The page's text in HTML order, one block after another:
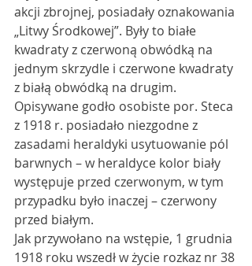
akcji zbrojnej, posiadały oznakowania
„Litwy Środkowej”. Były to białe
kwadraty z czerwoną obwódką na
jednym skrzydle i czerwone kwadraty
z białą obwódką na drugim.
Opisywane godło osobiste por. Steca
z 1918 r. posiadało niezgodne z
zasadami heraldyki usytuowanie pól
barwnych – w heraldyce kolor biały
występuje przed czerwonym, w tym
przypadku było inaczej – czerwony
przed białym.
Jak przywołano na wstępie, 1 grudnia
1918 roku wszedł w życie rozkaz nr 38